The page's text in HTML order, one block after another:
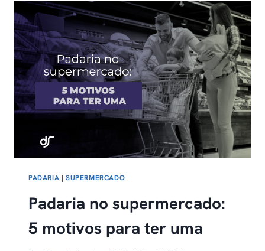
QUAIS-
SÃO-
OS-
ITENS-
ESSENCIAIS
PADARIA | SUPERMERCADO
Padaria no supermercado:
5 motivos para ter uma